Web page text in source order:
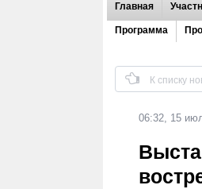
Главная
Программа
К списку
06:32, 15